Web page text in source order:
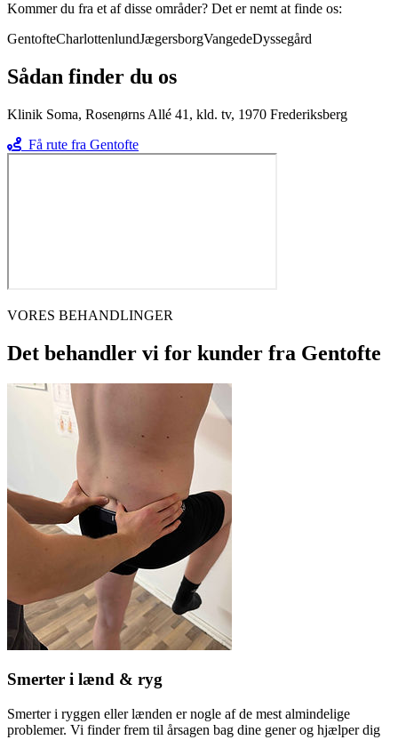
Kommer du fra et af disse områder? Det er nemt at finde os:
GentofteCharlottenlundJægersborgVangedeDyssegård
Sådan finder du os
Klinik Soma, Rosenørns Allé 41, kld. tv, 1970 Frederiksberg
Få rute fra Gentofte
VORES BEHANDLINGER
Det behandler vi for kunder fra Gentofte
Smerter i lænd & ryg
Smerter i ryggen eller lænden er nogle af de mest almindelige
problemer. Vi finder frem til årsagen bag dine gener og hjælper dig